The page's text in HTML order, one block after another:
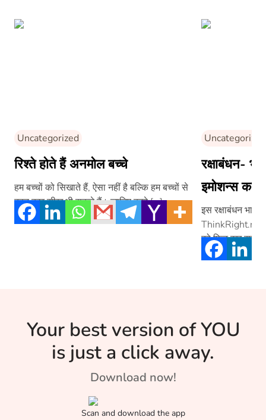
Uncategorized
रिश्ते होते हैं अनमोल बच्चे
हम बच्चों को सिखाते हैं, ऐसा नहीं है बल्कि हम बच्चों से
बहुत कुछ सीख भी सकते हैं। जानिए बच्चे […]
Uncategorized
रक्षाबंधन-
इमोशन्स का
इस रक्षाबंधन भाई
को फिट रख सकते
Your best version of YOU
is just a click away.
Download now!
Scan and download the app